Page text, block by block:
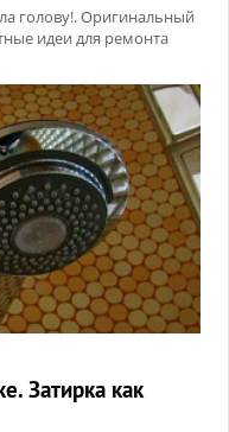
голову!. Оригинальный
идеи для ремонта
Затирка как